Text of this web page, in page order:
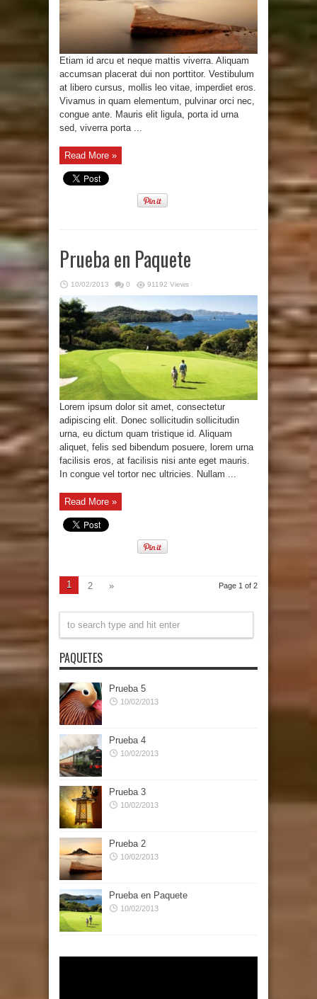
Etiam id arcu et neque mattis viverra. Aliquam
accumsan placerat dui non porttitor. Vestibulum
at libero cursus, mollis leo vitae, imperdiet eros.
Vivamus in quam elementum, pulvinar orci nec,
congue ante. Mauris elit ligula, porta id urna
sed, viverra porta ...
Read More »
Prueba en Paquete
10/02/2013 0 91192 Views
Lorem ipsum dolor sit amet, consectetur
adipiscing elit. Donec sollicitudin sollicitudin
urna, eu dictum quam tristique id. Aliquam
aliquet, felis sed bibendum posuere, lorem urna
facilisis eros, at facilisis nisi ante eget mauris.
In congue vel tortor nec ultricies. Nullam ...
Read More »
Page 1 of 2
1 2 »
PAQUETES
Prueba 5
10/02/2013
Prueba 4
10/02/2013
Prueba 3
10/02/2013
Prueba 2
10/02/2013
Prueba en Paquete
10/02/2013